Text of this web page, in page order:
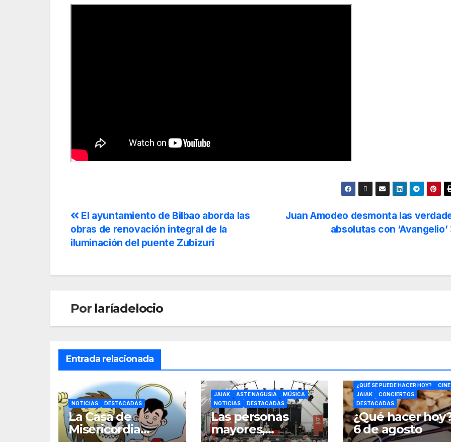
Juan Amodeo desmonta las
absolutas con ‘Avangelio’
El ayuntamiento de Bilbao aborda las
obras de renovación integral de la
iluminación del puente Zubizuri
Por laríadelocio
Entrada relacionada
NOTICIAS DESTACADAS
La Casa de
Misericordia
JAIAK ASTE NAGUSIA
MÚSICA
NOTICIAS
DESTACADAS
Las personas
mayores,
¿QUÉ SE PUEDE HACER HOY?
CINE
JAIAK
CONCIERTOS
DESTACADAS
¿Qué hacer
6 de agosto